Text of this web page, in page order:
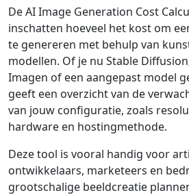
De AI Image Generation Cost
inschatten hoeveel het kost om
te genereren met behulp van
modellen. Of je nu Stable
Imagen of een aangepast model
geeft een overzicht van de
van jouw configuratie, zoals
hardware en hostingmethode.
Deze tool is vooral handig voor
ontwikkelaars, marketeers en
grootschalige beeldcreatie